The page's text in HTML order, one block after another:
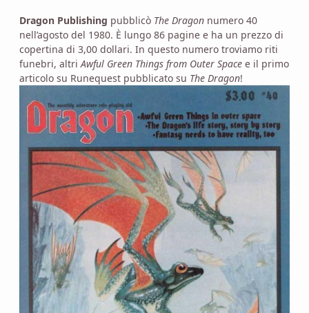
Dragon Publishing pubblicò The Dragon numero 40
nell’agosto del 1980. È lungo 86 pagine e ha un prezzo di
copertina di 3,00 dollari. In questo numero troviamo riti
funebri, altriAwful Green Things from Outer Space e il primo
articolo su Runequest pubblicato su The Dragon!